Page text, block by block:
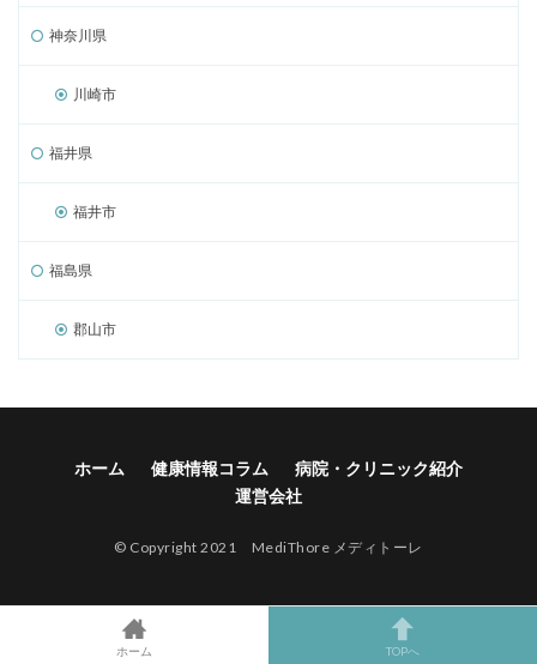
神奈川県
川崎市
福井県
福井市
福島県
郡山市
ホーム 健康情報コラム
病院・クリニック紹介
運営会社
© Copyright 2021 MediThore メディトーレ
ホーム TOPへ